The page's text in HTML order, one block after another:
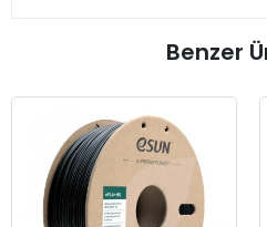
Benzer